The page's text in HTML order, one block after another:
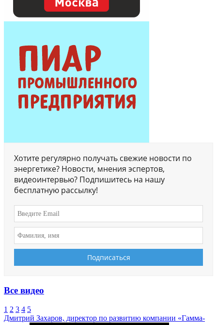
Хотите регулярно получать свежие новости по
энергетике? Новости, мнения эспертов,
видеоинтервью? Подпишитесь на нашу
бесплатную рассылку!
Все видео
1 2 3 4 5
Дмитрий Захаров, директор по развитию компании «Гамма-